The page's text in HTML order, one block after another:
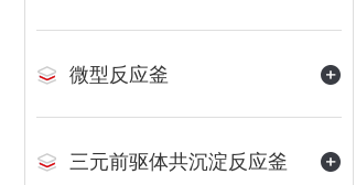
微型反应釜
三元前驱体共沉淀反应釜